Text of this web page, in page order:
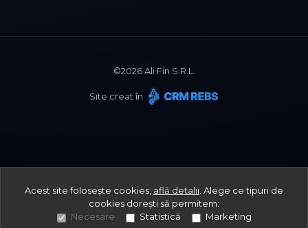
©2026Ali Fin S.R.L.
Site creat în
Acest site folosește cookies, află detalii Alege ce tipuri de
cookies dorești să permitem:
Necesare
Statistică Marketing